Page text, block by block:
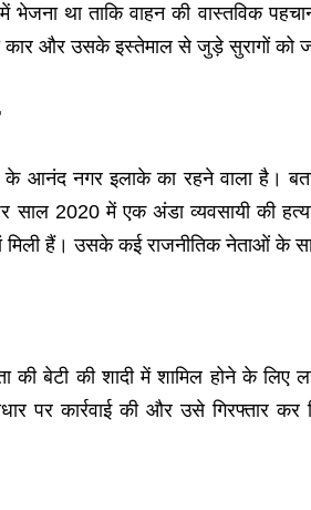
था ताकि वाहन की वास्तविक
कार और उसके इस्तेमाल से जुड़े सुरागों को
आनंद नगर इलाके का रहने वाला है।
साल 2020 में एक अंडा व्यवसायी की
हैं। उसके कई राजनीतिक नेताओं के
की बेटी की शादी में शामिल होने के
पर कार्रवाई की और उसे गिरफ्तार